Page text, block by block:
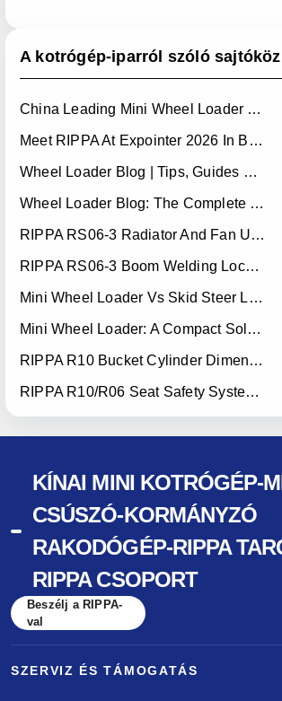
A kotrógép-iparról szóló
China Leading Mini Wheel Loader Supplier: Reliable Compact Wheel Loaders For Global Markets
Meet RIPPA At Expointer 2026 In Brazil
Wheel Loader Blog | Tips, Guides & Attachments
Wheel Loader Blog: The Complete Guide To Wheel Loaders For Construction, Agriculture, And Material Handling
RIPPA RS06-3 Radiator And Fan Upgrade — Effective July 10, 2026
RIPPA RS06-3 Boom Welding Locating Bar Optimization — Effective July 15, 2026
Mini Wheel Loader Vs Skid Steer Loader: Which Compact Machine Is Better For Your Business?
Mini Wheel Loader: A Compact Solution For Efficient Material Handling
RIPPA R10 Bucket Cylinder Dimension Optimization — Effective July 15, 2026
RIPPA R10/R06 Seat Safety System Upgrade — Effective July 22, 2026
KÍNAI MINI KOTRÓGÉP-
CSÚSZÓ-KORMÁNYZÓ
RAKODÓGÉP-RIPPA
RIPPA CSOPORT
Beszélj a RIPPA-
val
SZERVIZ ÉS TÁMOGATÁS